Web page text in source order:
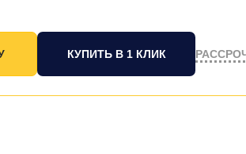
КУПИТЬ В 1 КЛИК